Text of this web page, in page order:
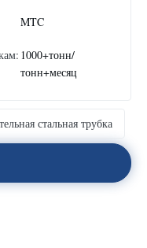
MTC
1000+тонн/
тонн+месяц
стальная трубка